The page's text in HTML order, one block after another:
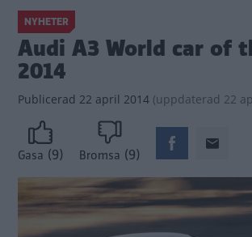
NYHETER
Audi A3 World car of
2014
Publicerad 22 april 2014 (uppdaterad 22
Gasa (9) Bromsa (9)